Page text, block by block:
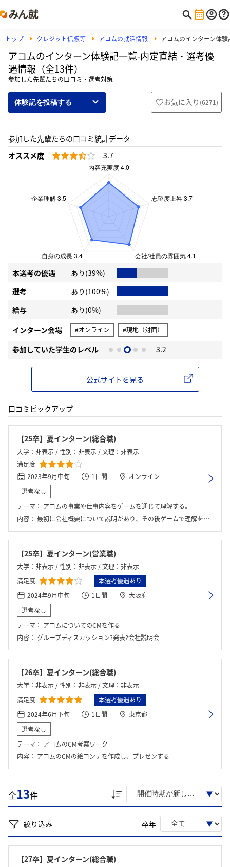
トップ クレジット信販等 アコムの就活情報 アコムのインターン体験
アコムのインターン体験記一覧-内定直結・選考優
遇情報（全13件）
参加した先輩たちの口コミ・選考対策
体験記を投稿する お気に入り (6271)
参加した先輩たちの口コミ統計データ
オススメ度
3.7
本選考の優遇
あり(39%)
選考
あり(100%)
給与
あり(0%)
インターン会場
#オンライン #現地（対面）
参加していた学生のレベル 3.2
公式サイトを見る
口コミピックアップ
【25卒】夏インターン(総合職)
大学：非表示 / 性別：非表示 / 文理：非表示
満足度
2023年9月中旬
1日間
オンライン
選考なし
テーマ： アコムの事業や仕事内容をゲームを通じて理解する。
内容： 最初に会社概要について説明があり、その後ゲームで理解を確認した。
【25卒】夏インターン(営業職)
大学：非表示 / 性別：非表示 / 文理：非表示
満足度
本選考優遇あり
2024年9月中旬
1日間
大阪府
選考なし
テーマ： アコムについてのCMを作る
内容： グループディスカッション?発表?会社説明会
【26卒】夏インターン(総合職)
大学：非表示 / 性別：非表示 / 文理：非表示
満足度
本選考優遇あり
2024年6月下旬
1日間
東京都
選考なし
テーマ： アコムのCM考案ワーク
内容： アコムのCMの絵コンテを作成し、プレゼンする
全13件
絞り込み 卒年
【27卒】夏インターン(総合職)